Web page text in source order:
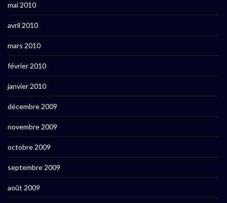
mai 2010
avril 2010
mars 2010
février 2010
janvier 2010
décembre 2009
novembre 2009
octobre 2009
septembre 2009
août 2009